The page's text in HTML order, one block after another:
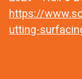
https://
utting-